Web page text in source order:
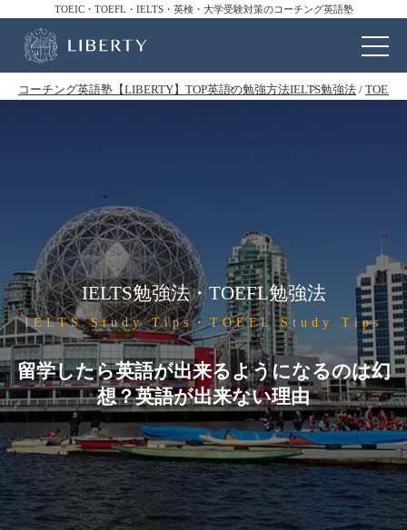
TOEIC・TOEFL・IELTS・英検・大学受験対策のコーチング英語塾
コーチング英語塾【LIBERTY】TOP英語の勉強方法IELTS勉強法 / TOEFL
IELTS勉強法・TOEFL勉強法
IELTS Study Tips・TOEFL Study Tips
留学したら英語が出来るようになるのは幻
想？英語が出来ない理由